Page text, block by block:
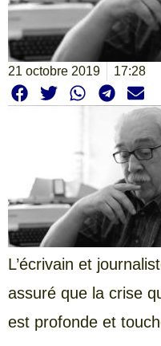
21 octobre 2019 17:28
L’écrivain et
assuré que la crise
est profonde et